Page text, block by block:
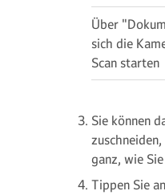
Über
sich die
Scan starten
Sie können
ganz, wie
Tippen Sie